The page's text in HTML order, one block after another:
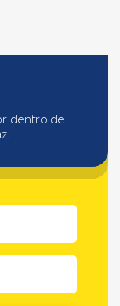
dentro de